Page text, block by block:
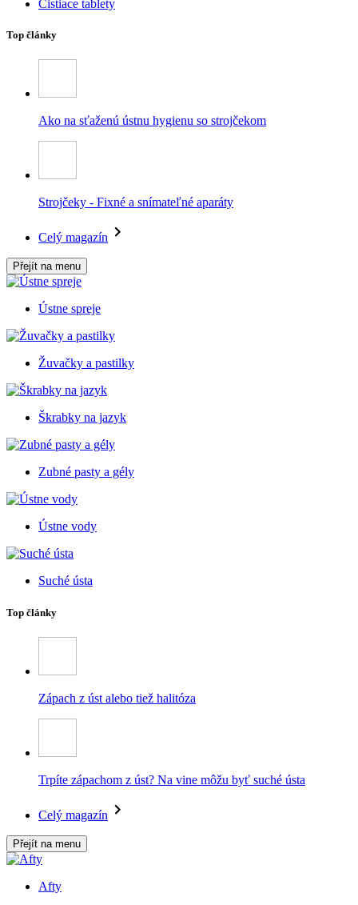
Čistiace tablety
Top články
Ako na sťaženú ústnu hygienu so strojčekom
Strojčeky - Fixné a snímateľné aparáty
Celý magazín
Přejít na menu
Ústne spreje
Žuvačky a pastilky
Škrabky na jazyk
Zubné pasty a gély
Ústne vody
Suché ústa
Top články
Zápach z úst alebo tiež halitóza
Trpíte zápachom z úst? Na vine môžu byť suché ústa
Celý magazín
Přejít na menu
Afty